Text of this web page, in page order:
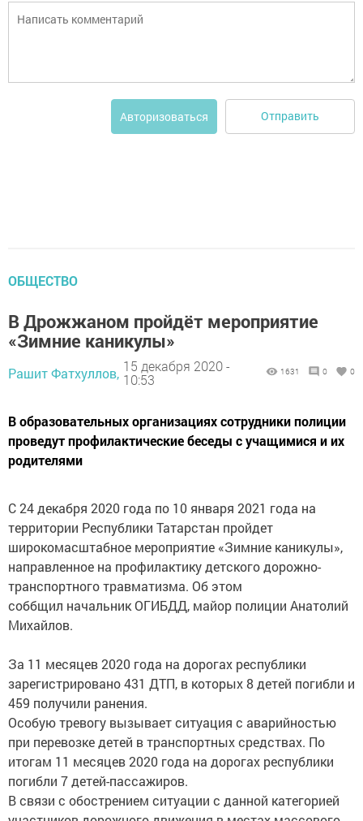
Авторизоваться Отправить
ОБЩЕСТВО
В Дрожжаном пройдёт мероприятие
«Зимние каникулы»
Рашит Фатхуллов, 15 декабря 2020 -
10:53
1631 0 0
В образовательных организациях сотрудники полиции
проведут профилактические беседы с учащимися и их
родителями
С 24 декабря 2020 года по 10 января 2021 года на
территории Республики Татарстан пройдет
широкомасштабное мероприятие «Зимние каникулы»,
направленное на профилактику детского дорожно-
транспортного травматизма. Об этом
соббщил начальник ОГИБДД, майор полиции Анатолий
Михайлов.
За 11 месяцев 2020 года на дорогах республики
зарегистрировано 431 ДТП, в которых 8 детей погибли и
459 получили ранения.
Особую тревогу вызывает ситуация с аварийностью
при перевозке детей в транспортных средствах. По
итогам 11 месяцев 2020 года на дорогах республики
погибли 7 детей-пассажиров.
В связи с обострением ситуации с данной категорией